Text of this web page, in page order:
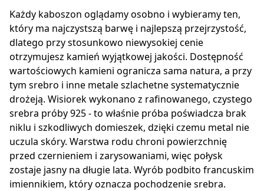
Każdy kaboszon oglądamy osobno i wybieramy ten,
który ma najczystszą barwę i najlepszą przejrzystość,
dlatego przy stosunkowo niewysokiej cenie
otrzymujesz kamień wyjątkowej jakości. Dostępność
wartościowych kamieni ogranicza sama natura, a przy
tym srebro i inne metale szlachetne systematycznie
drożeją. Wisiorek wykonano z rafinowanego, czystego
srebra próby 925 - to właśnie próba poświadcza brak
niklu i szkodliwych domieszek, dzięki czemu metal nie
uczula skóry. Warstwa rodu chroni powierzchnię
przed czernieniem i zarysowaniami, więc połysk
zostaje jasny na długie lata. Wyrób podbito francuskim
imiennikiem, który oznacza pochodzenie srebra.